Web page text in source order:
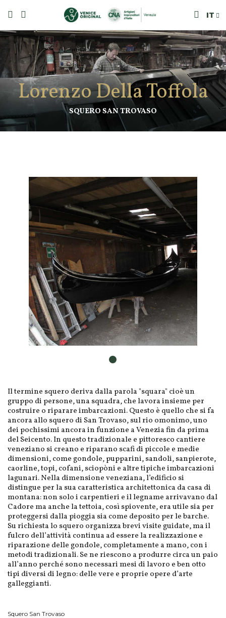
IT
Lorenzo Della Toffola
SQUERO SAN TROVASO
Il termine squero deriva dalla parola "squara" cioè un
gruppo di persone, una squadra, che lavora insieme per
costruire o riparare imbarcazioni. Questo è quello che si fa
ancora allo squero di San Trovaso, sul rio omonimo, uno
dei pochissimi ancora in funzione a Venezia fin da prima
del Seicento. In questo tradizionale e pittoresco cantiere
veneziano si creano e riparano scafi di piccole e medie
dimensioni, come gondole, pupparini, sandoli, sanpierote,
caorline, topi, cofani, sciopòni e altre tipiche imbarcazioni
lagunari. Nella dimensione veneziana, l’edificio si
distingue per la sua caratteristica architettonica da casa di
montana: non solo i carpentieri e il legname arrivavano dal
Cadore ma anche la tettoia, così spiovente, era utile sia per
proteggersi dalla pioggia sia come deposito per le barche.
Su richiesta lo squero organizza brevi visite guidate, ma il
fulcro dell’attività continua ad essere la realizzazione e
riparazione delle gondole, completamente a mano, con i
metodi tradizionali. Se ne riescono a produrre circa un paio
all’anno perché sono necessari mesi di lavoro e ben otto
tipi diversi di legno: delle vere e proprie opere d’arte
galleggianti.
Squero San Trovaso